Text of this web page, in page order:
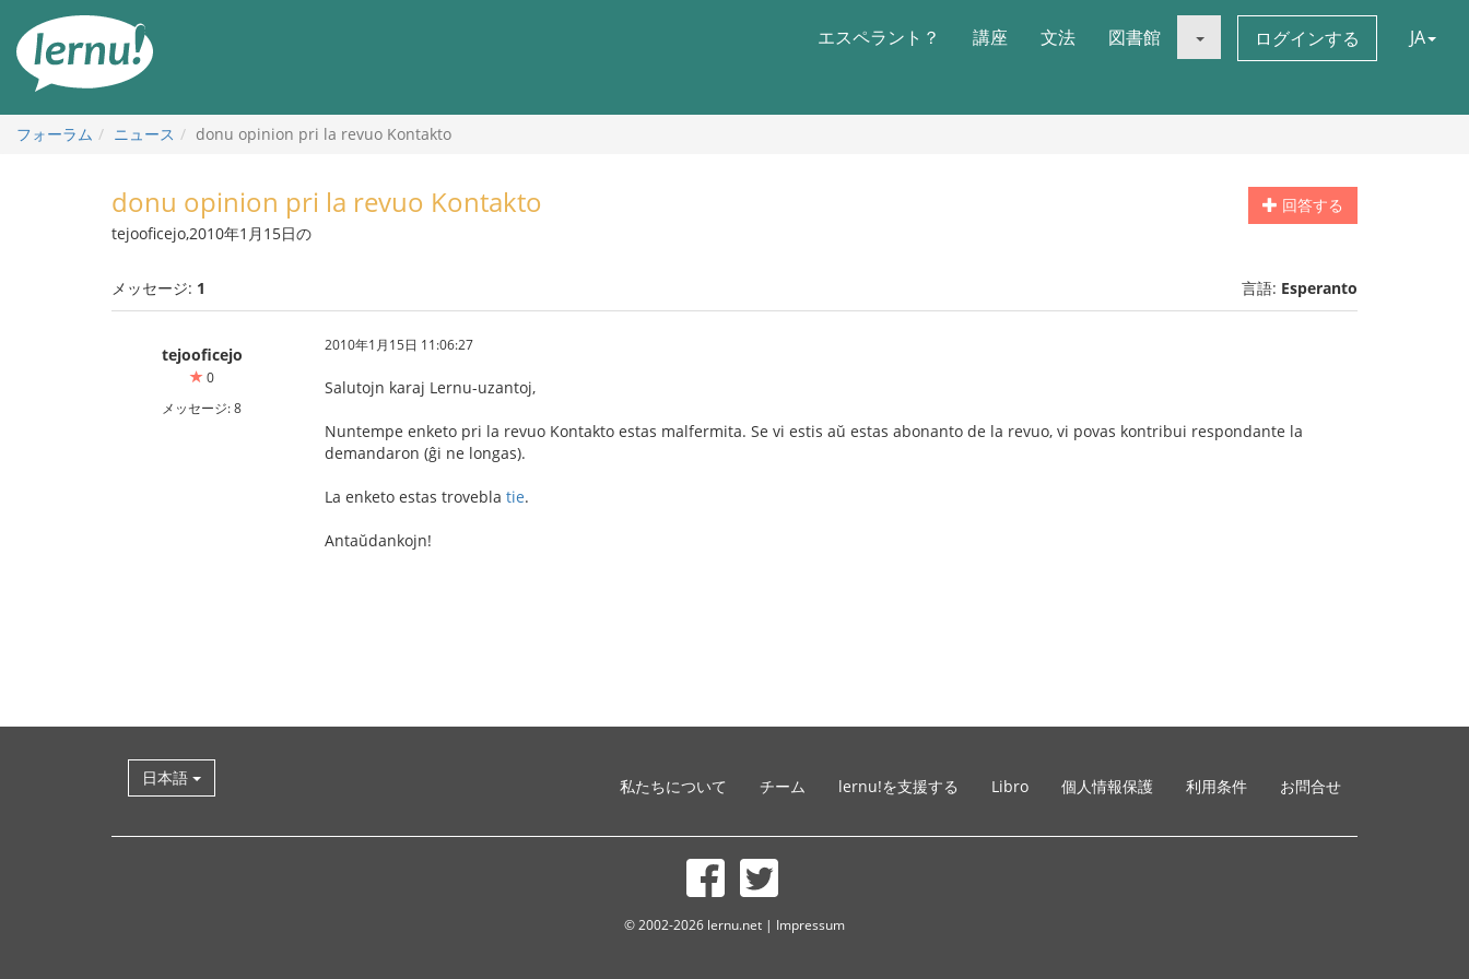
エスペラント？ 講座 文法 図書館 ログインする JA
フォーラム ニュース donu opinion pri la revuo Kontakto
回答する
donu opinion pri la revuo Kontakto
tejooficejo,2010年1月15日の
メッセージ: 1 言語: Esperanto
tejooficejo
0
メッセージ: 8
2010年1月15日 11:06:27
Salutojn karaj Lernu-uzantoj,
Nuntempe enketo pri la revuo Kontakto estas malfermita. Se vi estis aŭ estas abonanto de la revuo, vi povas kontribui respondante la
demandaron (ĝi ne longas).
La enketo estas trovebla tie.
Antaŭdankojn!
日本語 私たちについて チーム lernu!を支援する Libro 個人情報保護 利用条件 お問合せ
© 2002-2026 lernu.net | Impressum